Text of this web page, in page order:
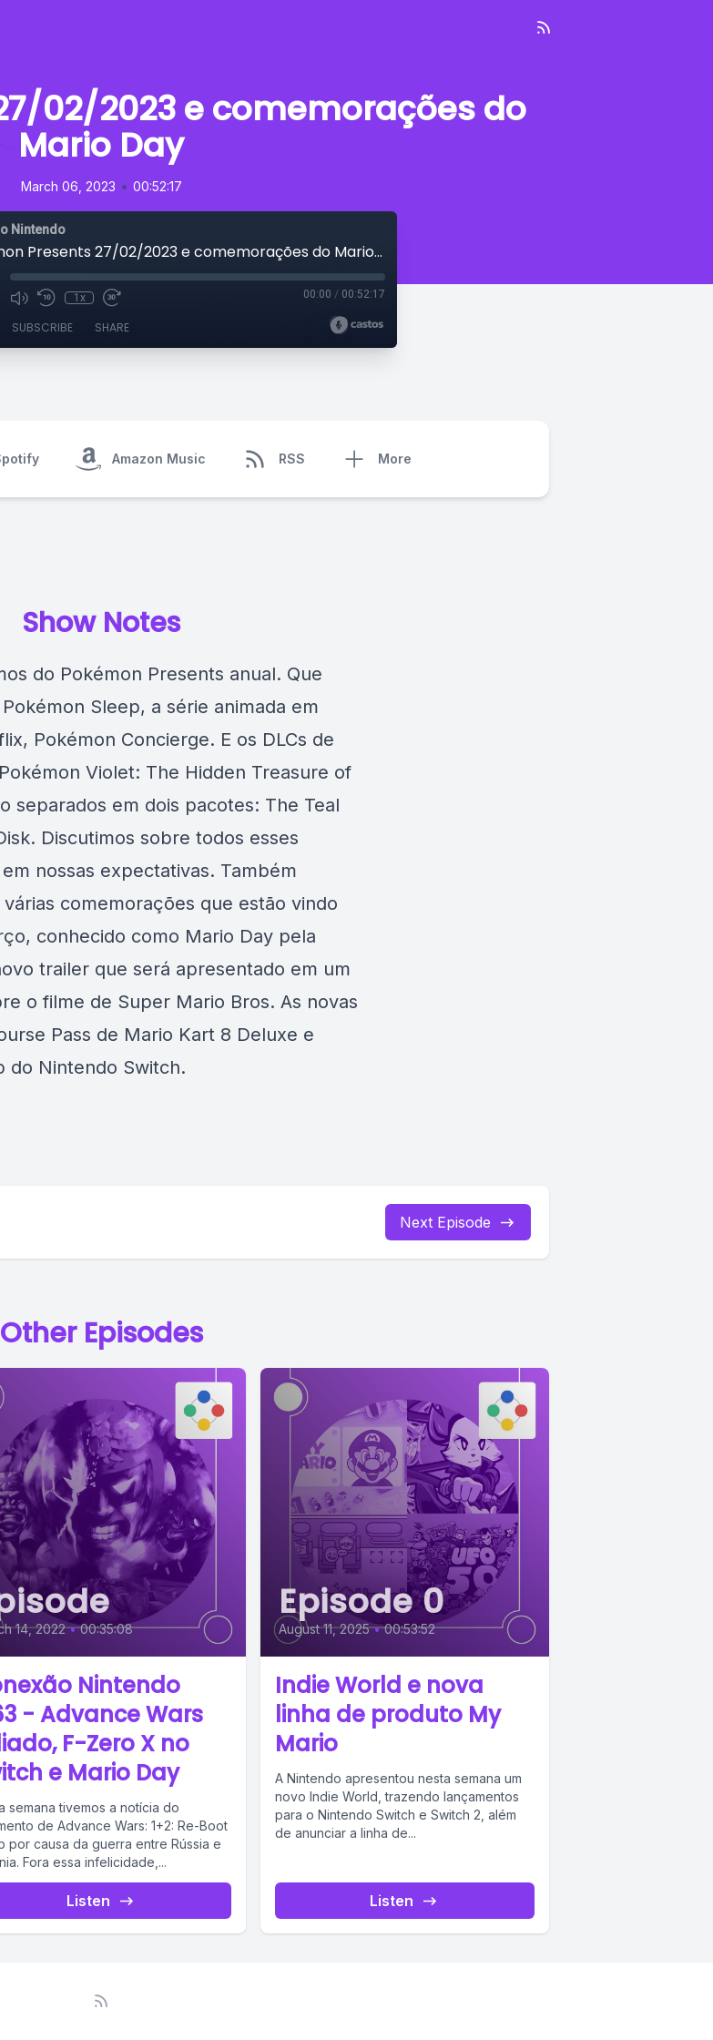
02/2023 e comemorações do
Mario Day
March 06, 2023 • 00:52:17
Nintendo
Pokémon Presents 27/02/2023 e comemorações do Mario Day
1x 00:00 / 00:52:17
SUBSCRIBE SHARE
Amazon Music RSS More
Show Notes
do Pokémon Presents anual. Que
Sleep, a série animada em
Pokémon Concierge. E os DLCs de
Violet: The Hidden Treasure of
separados em dois pacotes: The Teal
Discutimos sobre todos esses
nossas expectativas. Também
comemorações que estão vindo
conhecido como Mario Day pela
trailer que será apresentado em um
o filme de Super Mario Bros. As novas
Pass de Mario Kart 8 Deluxe e
do Nintendo Switch.
Next Episode
Other Episodes
14, 2022 • 00:35:08
Nintendo
- Advance Wars
F-Zero X no
e Mario Day
semana tivemos a notícia do
de Advance Wars: 1+2: Re-Boot
por causa da guerra entre Rússia e
Fora essa infelicidade,...
Listen
Episode 0
August 11, 2025 • 00:53:52
Indie World e nova
linha de produto My
Mario
A Nintendo apresentou nesta semana um
novo Indie World, trazendo lançamentos
para o Nintendo Switch e Switch 2, além
de anunciar a linha de...
Listen